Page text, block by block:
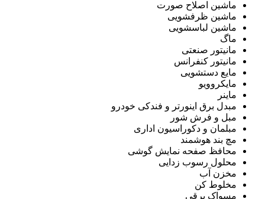
ماشین اصلاح صورت
ماشین ظرفشویی
ماشین لباسشویی
ماگ
مانیتور صنعتی
مانیتور کنفرانس
مایع دستشویی
مایکروویو
ماینر
مبدل برق اینورتر و فندکی خودرو
مبل و فرش شور
مبلمان و دکوراسیون اداری
مچ بند هوشمند
محافظ صفحه نمایش گوشی
محلول رسوب زدایی
مخزن آب
مخلوط کن
مسواک برقی